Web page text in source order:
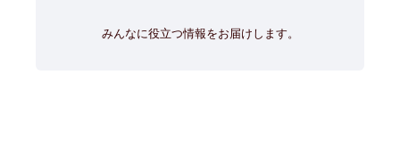
みんなに役立つ情報をお届けします。